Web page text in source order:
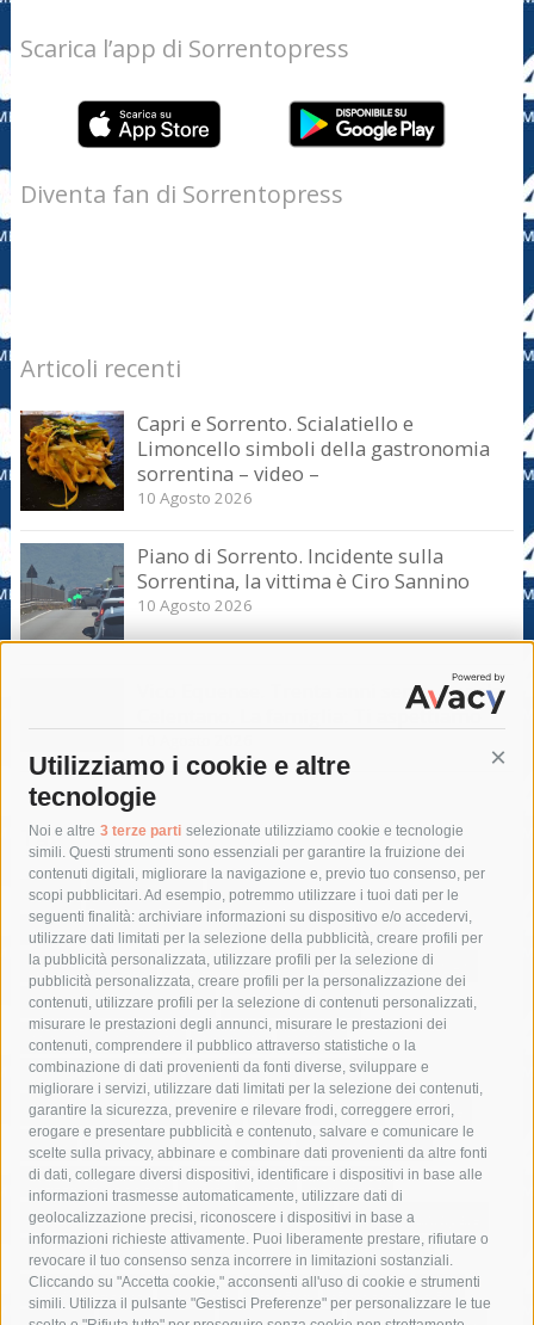
Utilizziamo i cookie e altre
tecnologie
Noi e altre 3 terze parti selezionate utilizziamo cookie e tecnologie
simili. Questi strumenti sono essenziali per garantire la fruizione dei
contenuti digitali, migliorare la navigazione e, previo tuo consenso, per
scopi pubblicitari. Ad esempio, potremmo utilizzare i tuoi dati per le
seguenti finalità: archiviare informazioni su dispositivo e/o accedervi,
utilizzare dati limitati per la selezione della pubblicità, creare profili per
la pubblicità personalizzata, utilizzare profili per la selezione di
pubblicità personalizzata, creare profili per la personalizzazione dei
contenuti, utilizzare profili per la selezione di contenuti personalizzati,
misurare le prestazioni degli annunci, misurare le prestazioni dei
contenuti, comprendere il pubblico attraverso statistiche o la
combinazione di dati provenienti da fonti diverse, sviluppare e
migliorare i servizi, utilizzare dati limitati per la selezione dei contenuti,
garantire la sicurezza, prevenire e rilevare frodi, correggere errori,
erogare e presentare pubblicità e contenuto, salvare e comunicare le
scelte sulla privacy, abbinare e combinare dati provenienti da altre fonti
di dati, collegare diversi dispositivi, identificare i dispositivi in base alle
informazioni trasmesse automaticamente, utilizzare dati di
geolocalizzazione precisi, riconoscere i dispositivi in base a
informazioni richieste attivamente. Puoi liberamente prestare, rifiutare o
revocare il tuo consenso senza incorrere in limitazioni sostanziali.
Cliccando su "Accetta cookie," acconsenti all'uso di cookie e strumenti
simili. Utilizza il pulsante "Gestisci Preferenze" per personalizzare le tue
Scarica l’app di Sorrentopress
Diventa fan di Sorrentopress
Articoli recenti
Capri e Sorrento. Scialatiello e
Limoncello simboli della gastronomia
sorrentina – video –
10 Agosto 2026
Piano di Sorrento. Incidente sulla
Sorrentina, la vittima è Ciro Sannino
10 Agosto 2026
Vico Equense. Trenta anni senza Angela
Celentano. La famiglia: Ti aspettiamo
Tag
acqua allerta meteo
anas
area marina protetta di punta campanella
arresto
Asl Napoli 3 sud
capitaneria di porto capri
carabinieri
castellammare di stabia
circumvesuviana
comune di sorrento
concerto
contagi
costiera amalfitana
covid-19 eav
elezioni
fondazione sorrento
gori guardia costiera
incidente
lavori
lorenzo balducelli mare
massa lubrense
massimo coppola
Meta napoli
ordinanza
penisola sorrentina
piano di sorrento
polizia municipale
protezione civile
Regione Campania
sant'agnello
sindaco cuomo
sorrento studenti temporali
treni